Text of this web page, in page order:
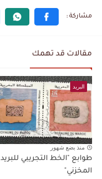
مقالات قد تهمك
البريد
منذ بضع شهور
طوابع "الخط التجريبي للبريد
المخزني"